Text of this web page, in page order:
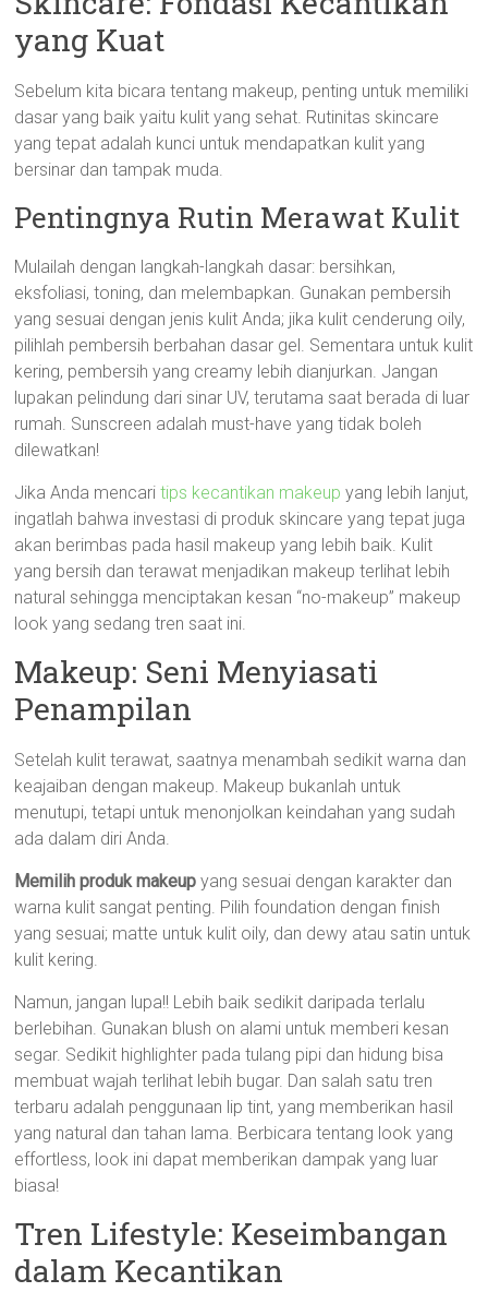
yang Kuat
Sebelum kita bicara tentang makeup, penting untuk memiliki
dasar yang baik yaitu kulit yang sehat. Rutinitas skincare
yang tepat adalah kunci untuk mendapatkan kulit yang
bersinar dan tampak muda.
Pentingnya Rutin Merawat Kulit
Mulailah dengan langkah-langkah dasar: bersihkan,
eksfoliasi, toning, dan melembapkan. Gunakan pembersih
yang sesuai dengan jenis kulit Anda; jika kulit cenderung oily,
pilihlah pembersih berbahan dasar gel. Sementara untuk kulit
kering, pembersih yang creamy lebih dianjurkan. Jangan
lupakan pelindung dari sinar UV, terutama saat berada di luar
rumah. Sunscreen adalah must-have yang tidak boleh
dilewatkan!
Jika Anda mencaritips kecantikan makeup yang lebih lanjut,
ingatlah bahwa investasi di produk skincare yang tepat juga
akan berimbas pada hasil makeup yang lebih baik. Kulit
yang bersih dan terawat menjadikan makeup terlihat lebih
natural sehingga menciptakan kesan “no-makeup” makeup
look yang sedang tren saat ini.
Makeup: Seni Menyiasati
Penampilan
Setelah kulit terawat, saatnya menambah sedikit warna dan
keajaiban dengan makeup. Makeup bukanlah untuk
menutupi, tetapi untuk menonjolkan keindahan yang sudah
ada dalam diri Anda.
Memilih produk makeup yang sesuai dengan karakter dan
warna kulit sangat penting. Pilih foundation dengan finish
yang sesuai; matte untuk kulit oily, dan dewy atau satin untuk
kulit kering.
Namun, jangan lupa!! Lebih baik sedikit daripada terlalu
berlebihan. Gunakan blush on alami untuk memberi kesan
segar. Sedikit highlighter pada tulang pipi dan hidung bisa
membuat wajah terlihat lebih bugar. Dan salah satu tren
terbaru adalah penggunaan lip tint, yang memberikan hasil
yang natural dan tahan lama. Berbicara tentang look yang
effortless, look ini dapat memberikan dampak yang luar
biasa!
Tren Lifestyle: Keseimbangan
dalam Kecantikan